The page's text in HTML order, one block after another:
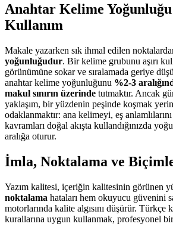
Anahtar Kelime Yoğunluğu
Kullanım
Makale yazarken sık ihmal edilen
yoğunluğudur. Bir kelime grubunu aşırı
görünümüne sokar ve sıralamada geriye
anahtar kelime yoğunluğunu %2-3
makul sınırın üzerinde tutmaktır. Ancak
yaklaşım, bir yüzdenin peşinde koşmak
odaklanmaktır: ana kelimeyi, eş
kavramları doğal akışta kullandığınızda
aralığa oturur.
İmla, Noktalama ve
Yazım kalitesi, içeriğin kalitesinin görünen
noktalama hataları hem okuyucu güvenini
motorlarında kalite algısını düşürür. Türkçe
kurallarına uygun kullanmak, profesyonel